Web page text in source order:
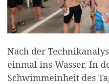
Nach der
einmal ins Wasser. In
Schwimmeinheit des